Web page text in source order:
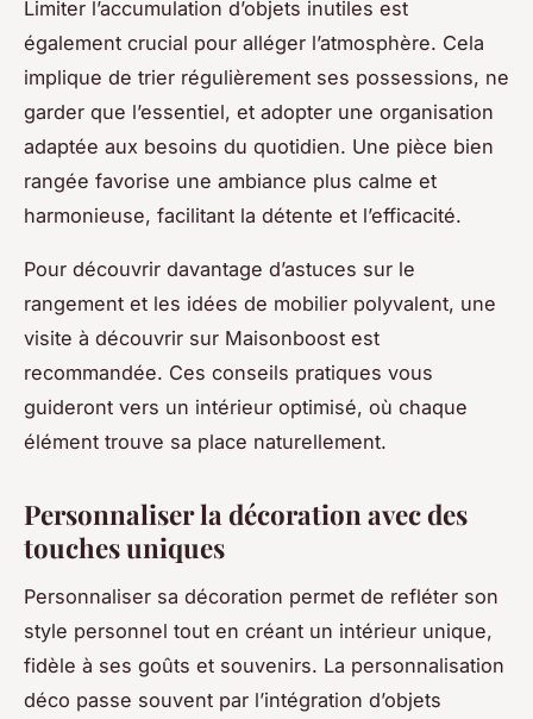
Limiter l’accumulation d’objets inutiles est
également crucial pour alléger l’atmosphère. Cela
implique de trier régulièrement ses possessions, ne
garder que l’essentiel, et adopter une organisation
adaptée aux besoins du quotidien. Une pièce bien
rangée favorise une ambiance plus calme et
harmonieuse, facilitant la détente et l’efficacité.
Pour découvrir davantage d’astuces sur le
rangement et les idées de mobilier polyvalent, une
visite à découvrir sur Maisonboost est
recommandée. Ces conseils pratiques vous
guideront vers un intérieur optimisé, où chaque
élément trouve sa place naturellement.
Personnaliser la décoration avec des
touches uniques
Personnaliser sa décoration permet de refléter son
style personnel tout en créant un intérieur unique,
fidèle à ses goûts et souvenirs. La personnalisation
déco passe souvent par l’intégration d’objets